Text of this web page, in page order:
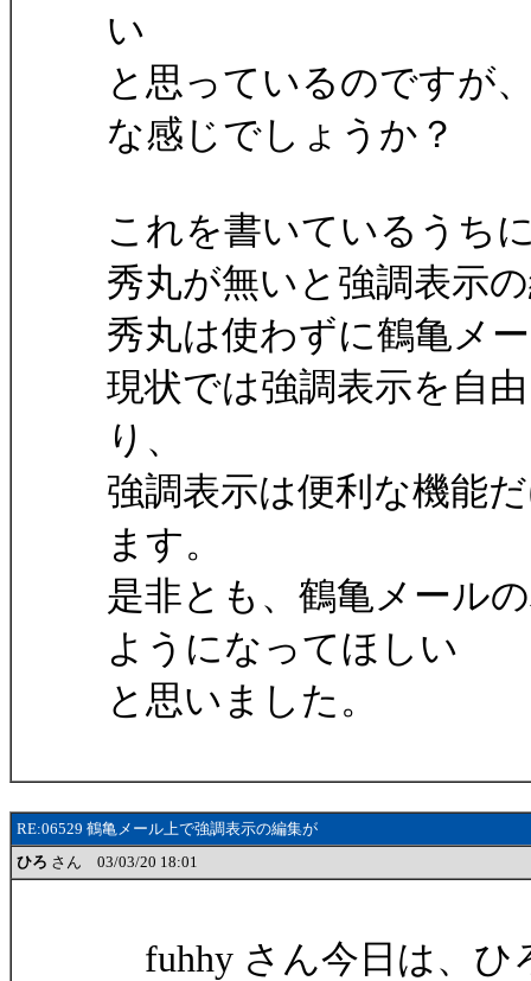
い
と思っているのですが
な感じでしょうか？
これを書いているうち
秀丸が無いと強調表示
秀丸は使わずに鶴亀メ
現状では強調表示を自
り、
強調表示は便利な機能
ます。
是非とも、鶴亀メール
ようになってほしい
と思いました。
RE:06529 鶴亀メール上で強調表示の編集が
ひろ さん 03/03/20 18:01
fuhhy さん今日は、ひ